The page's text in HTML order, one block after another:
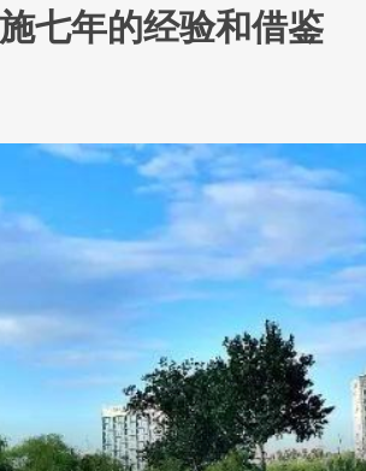
七年的经验和借鉴